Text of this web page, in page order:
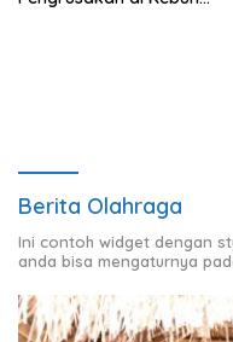
Berita Olahraga
Ini contoh widget dengan
anda bisa mengaturnya